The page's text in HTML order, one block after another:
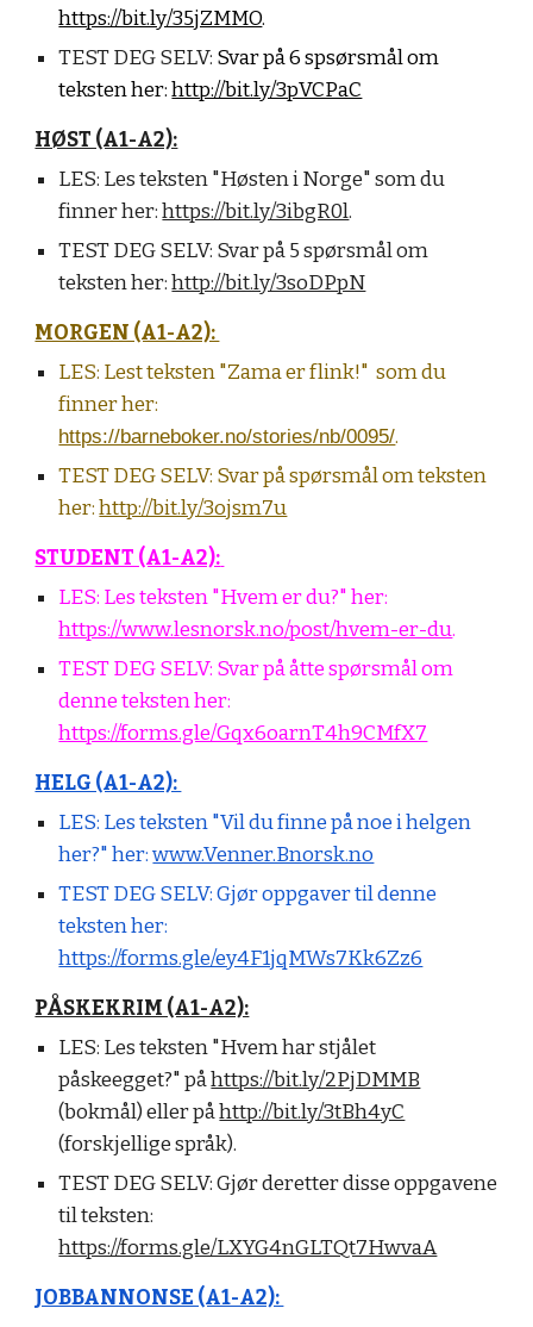
https://bit.ly/35jZMMO.
TEST DEG SELV: Svar på 6 spsørsmål om
teksten her:http://bit.ly/3pVCPaC
HØST (A1-A2):
LES: Les teksten "Høsten i Norge" som du
finner her:https://bit.ly/3ibgR0l.
TEST DEG SELV: Svar på 5 spørsmål om
teksten her:http://bit.ly/3soDPpN
MORGEN (A1-A2):
LES: Lest teksten "Zama er flink!" som du
finner her:
https://barneboker.no/stories/nb/0095/.
TEST DEG SELV: Svar på spørsmål om teksten
her:http://bit.ly/3ojsm7u
STUDENT (A1-A2):
LES: Les teksten "Hvem er du?" her:
https://www.lesnorsk.no/post/hvem-er-du.
TEST DEG SELV: Svar på åtte spørsmål om
denne teksten her:
https://forms.gle/Gqx6oarnT4h9CMfX7
HELG (A1-A2):
LES: Les teksten "Vil du finne på noe i helgen
her?" her:www.Venner.Bnorsk.no
TEST DEG SELV:Gjør oppgaver til denne
teksten her:
https://forms.gle/ey4F1jqMWs7Kk6Zz6
PÅSKEKRIM (A1-A2):
LES: Les teksten "Hvem har stjålet
påskeegget?" påhttps://bit.ly/2PjDMMB
(bokmål) eller påhttp://bit.ly/3tBh4yC
(forskjellige språk).
TEST DEG SELV:Gjør deretter disse oppgavene
til teksten:
https://forms.gle/LXYG4nGLTQt7HwvaA
JOBBANNONSE (A1-A2):